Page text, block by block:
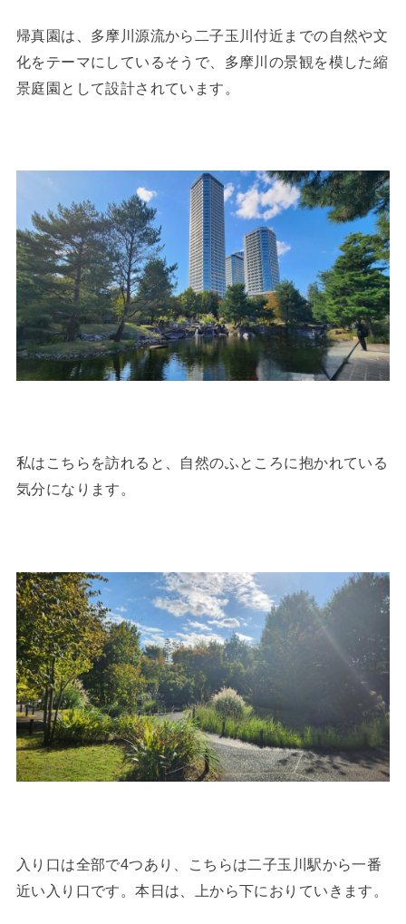
帰真園は、多摩川源流から二子玉川付近までの自然や文
化をテーマにしているそうで、多摩川の景観を模した縮
景庭園として設計されています。
私はこちらを訪れると、自然のふところに抱かれている
気分になります。
入り口は全部で4つあり、こちらは二子玉川駅から一番
近い入り口です。本日は、上から下におりていきます。